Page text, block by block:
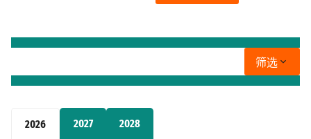
2026 2027 2028
筛选